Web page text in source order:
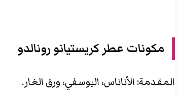
مكونات عطر كريستيانو رونالدو
المقدمة: الأناناس، اليوسفي، ورق الغار.